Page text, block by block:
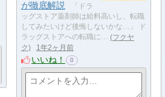
が徹底解説
「ドラ
ッグストア薬剤師は給料高いし、転職
してみたいけど後悔しないかな…」 ド
ラッグストアへの転職に…
フクヤ
ク
1年2ヶ月前
いいね！ 0